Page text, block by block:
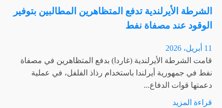
طلبات
شراء
مستلزمات
انخفاض
أسهمها
بنسبة
الشرطة الأيرلندية تدفع المتظاهرين المطالبين بتوفير
الوقود عند مصفاة نفط
11 أبريل، 2026
قامت الشرطة الأيرلندية (غاردا) بدفع المتظاهرين في مصفاة
نفط في جمهورية أيرلندا باستخدام رذاذ الفلفل، في عملية
دعمتها قوات الدفاع...
قراءة المزيد